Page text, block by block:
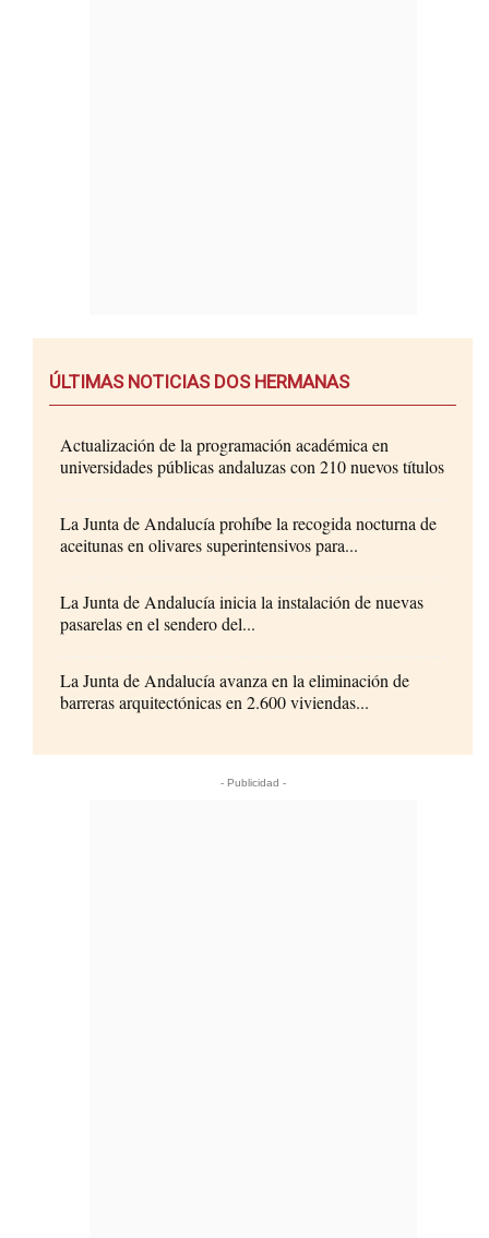
ÚLTIMAS NOTICIAS DOS HERMANAS
Actualización de la programación académica en
universidades públicas andaluzas con 210 nuevos títulos
La Junta de Andalucía prohíbe la recogida nocturna de
aceitunas en olivares superintensivos para...
La Junta de Andalucía inicia la instalación de nuevas
pasarelas en el sendero del...
La Junta de Andalucía avanza en la eliminación de
barreras arquitectónicas en 2.600 viviendas...
- Publicidad -